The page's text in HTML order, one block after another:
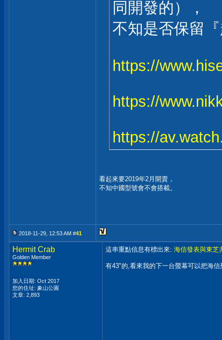
同開發的），
不知是否保留
https://
https://
https://
看起來要2019年2月開賣，
不知中國型號會不會搭載。
2018-11-29, 12:53 AM #41
Hermit Crab
Golden Member
加入日期: Oct 2017
您的住址: 象山公園
文章: 2,893
這串重點信息有標出來: 海信發表與東芝
有43"的,看來我的下一台螢幕可以把海信